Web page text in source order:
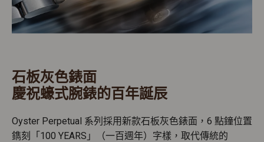
石板灰色錶面
慶祝蠔式腕錶的百年誕辰
Oyster Perpetual 系列採用新款石板灰色錶面，6 點鐘位置
鐫刻「100 YEARS」（一百週年）字樣，取代傳統的